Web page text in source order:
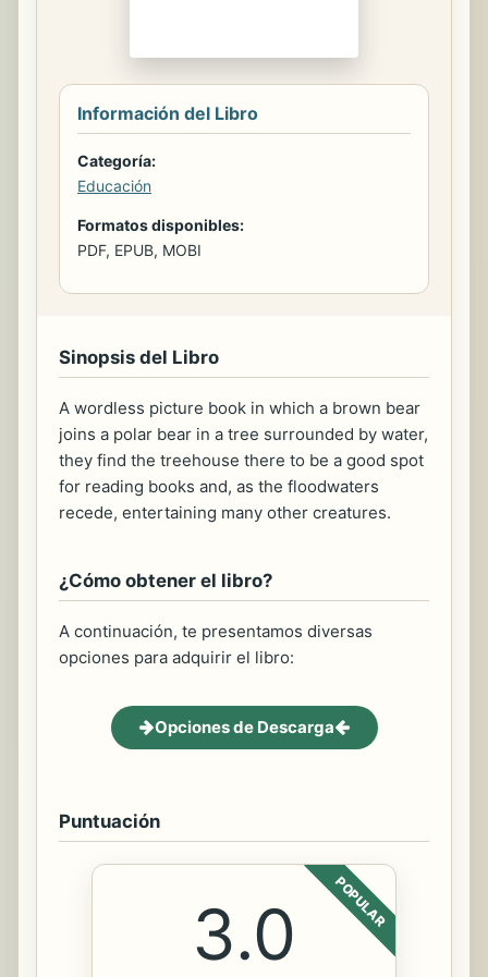
Información del Libro
Categoría:
Educación
Formatos disponibles:
PDF, EPUB, MOBI
Sinopsis del Libro
A wordless picture book in which a brown bear
joins a polar bear in a tree surrounded by water,
they find the treehouse there to be a good spot
for reading books and, as the floodwaters
recede, entertaining many other creatures.
¿Cómo obtener el libro?
A continuación, te presentamos diversas
opciones para adquirir el libro:
Opciones de Descarga
Puntuación
POPULAR
3.0